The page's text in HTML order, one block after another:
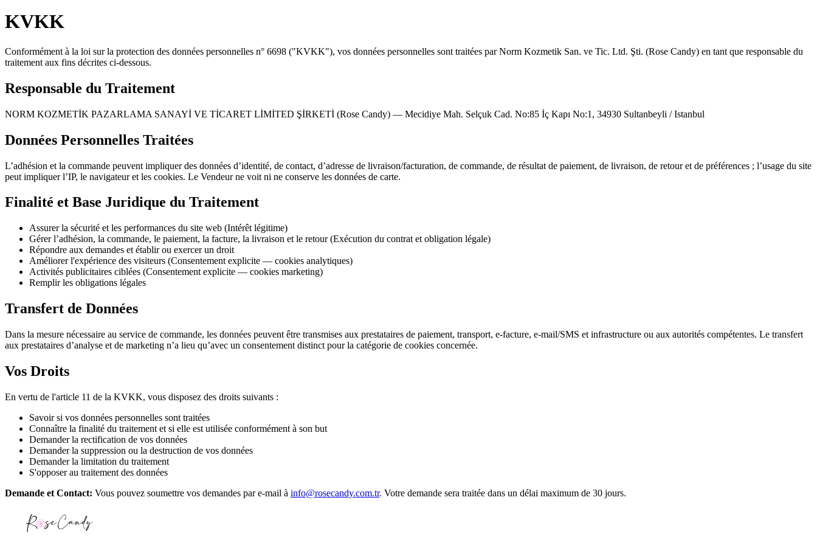
KVKK
Conformément à la loi sur la protection des données personnelles n° 6698 ("KVKK"), vos données personnelles sont traitées par Norm Kozmetik San. ve Tic. Ltd. Şti. (Rose Candy) en tant que responsable du
traitement aux fins décrites ci-dessous.
Responsable du Traitement
NORM KOZMETİK PAZARLAMA SANAYİ VE TİCARET LİMİTED ŞİRKETİ (Rose Candy) — Mecidiye Mah. Selçuk Cad. No:85 İç Kapı No:1, 34930 Sultanbeyli / Istanbul
Données Personnelles Traitées
L’adhésion et la commande peuvent impliquer des données d’identité, de contact, d’adresse de livraison/facturation, de commande, de résultat de paiement, de livraison, de retour et de préférences ; l’usage du site
peut impliquer l’IP, le navigateur et les cookies. Le Vendeur ne voit ni ne conserve les données de carte.
Finalité et Base Juridique du Traitement
Assurer la sécurité et les performances du site web (Intérêt légitime)
Gérer l’adhésion, la commande, le paiement, la facture, la livraison et le retour (Exécution du contrat et obligation légale)
Répondre aux demandes et établir ou exercer un droit
Améliorer l'expérience des visiteurs (Consentement explicite — cookies analytiques)
Activités publicitaires ciblées (Consentement explicite — cookies marketing)
Remplir les obligations légales
Transfert de Données
Dans la mesure nécessaire au service de commande, les données peuvent être transmises aux prestataires de paiement, transport, e-facture, e-mail/SMS et infrastructure ou aux autorités compétentes. Le transfert
aux prestataires d’analyse et de marketing n’a lieu qu’avec un consentement distinct pour la catégorie de cookies concernée.
Vos Droits
En vertu de l'article 11 de la KVKK, vous disposez des droits suivants :
Savoir si vos données personnelles sont traitées
Connaître la finalité du traitement et si elle est utilisée conformément à son but
Demander la rectification de vos données
Demander la suppression ou la destruction de vos données
Demander la limitation du traitement
S'opposer au traitement des données
Demande et Contact: Vous pouvez soumettre vos demandes par e-mail à info@rosecandy.com.tr. Votre demande sera traitée dans un délai maximum de 30 jours.